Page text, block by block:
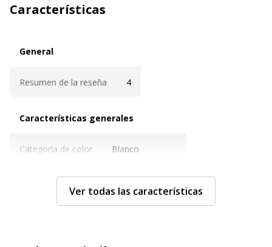
Características
General
Resumen de la reseña 4
Características generales
Categoría de color Blanco
Cantidad incluida 1
Ver todas las características